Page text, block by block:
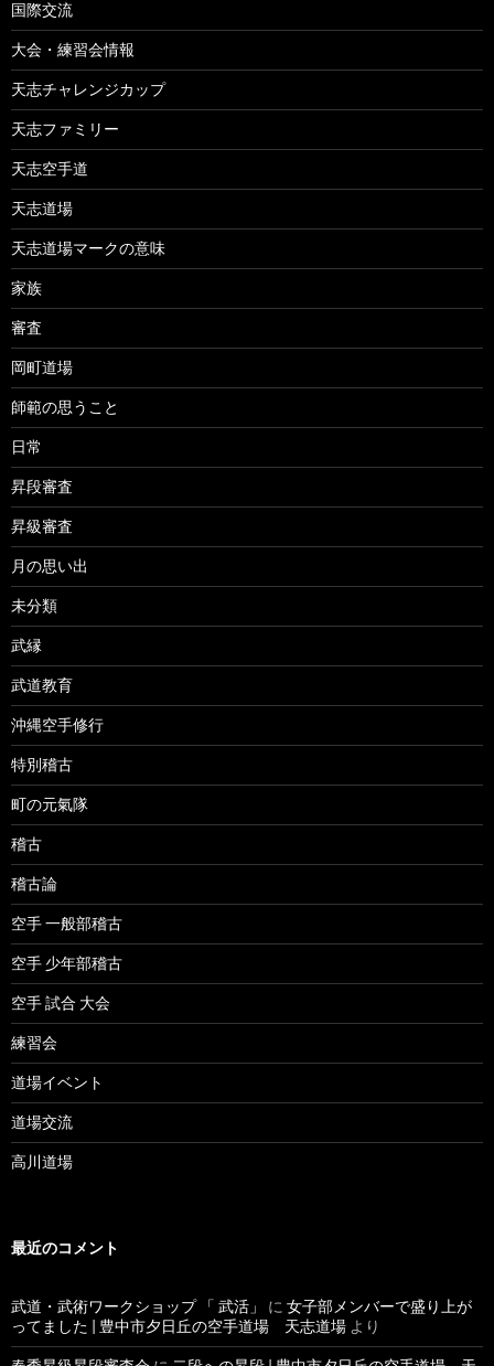
国際交流
大会・練習会情報
天志チャレンジカップ
天志ファミリー
天志空手道
天志道場
天志道場マークの意味
家族
審査
岡町道場
師範の思うこと
日常
昇段審査
昇級審査
月の思い出
未分類
武縁
武道教育
沖縄空手修行
特別稽古
町の元氣隊
稽古
稽古論
空手 一般部稽古
空手 少年部稽古
空手 試合 大会
練習会
道場イベント
道場交流
高川道場
最近のコメント
武道・武術ワークショップ 「 武活」 に 女子部メンバーで盛り上が
ってました | 豊中市夕日丘の空手道場 天志道場 より